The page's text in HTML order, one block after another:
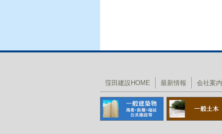
窪田建設HOME 最新情報 会社案内